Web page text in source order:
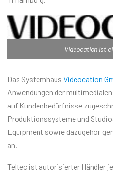
Videocation ist
Das Systemhaus Videocation
Anwendungen der
auf Kundenbedürfnisse
Produktionssysteme und
Equipment sowie
an.
Teltec ist autorisierter Händler